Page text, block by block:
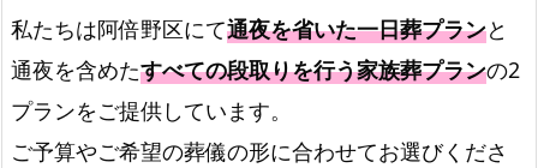
私たちは阿倍野区にて通夜を省いた一日葬プランと
通夜を含めたすべての段取りを行う家族葬プランの2
プランをご提供しています。
ご予算やご希望の葬儀の形に合わせてお選びくださ